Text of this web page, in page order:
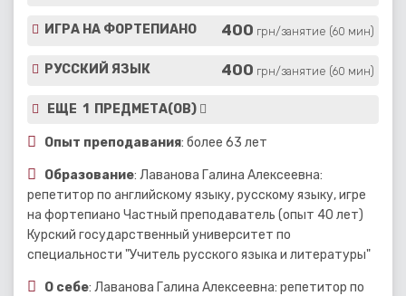
ИГРА НА ФОРТЕПИАНО 400 грн/занятие (60 мин)
РУССКИЙ ЯЗЫК 400 грн/занятие (60 мин)
ЕЩЕ 1 ПРЕДМЕТА(ОВ)
Опыт преподавания: более 63 лет
Образование: Лаванова Галина Алексеевна:
репетитор по английскому языку, русскому языку, игре
на фортепиано Частный преподаватель (опыт 40 лет)
Курский государственный университет по
специальности "Учитель русского языка и литературы"
О себе: Лаванова Галина Алексеевна: репетитор по